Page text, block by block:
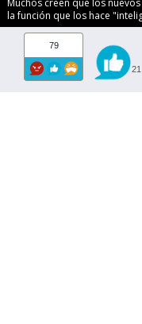
la función que los hace
79
21